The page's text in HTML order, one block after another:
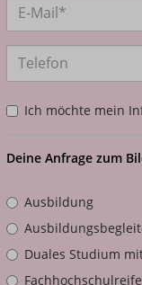
Ich möchte mein
Deine Anfrage zum
Ausbildung
Duales Studium